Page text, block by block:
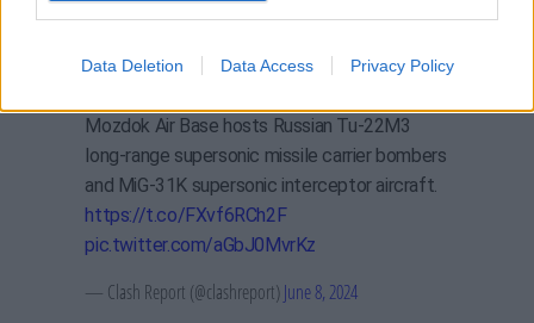
Data Deletion Data Access Privacy Policy
Ossetia.
Mozdok Air Base hosts Russian Tu-22М3
long-range supersonic missile carrier bombers
and MiG-31K supersonic interceptor aircraft.
https://t.co/FXvf6RCh2F
pic.twitter.com/aGbJ0MvrKz
— Clash Report (@clashreport)June 8, 2024